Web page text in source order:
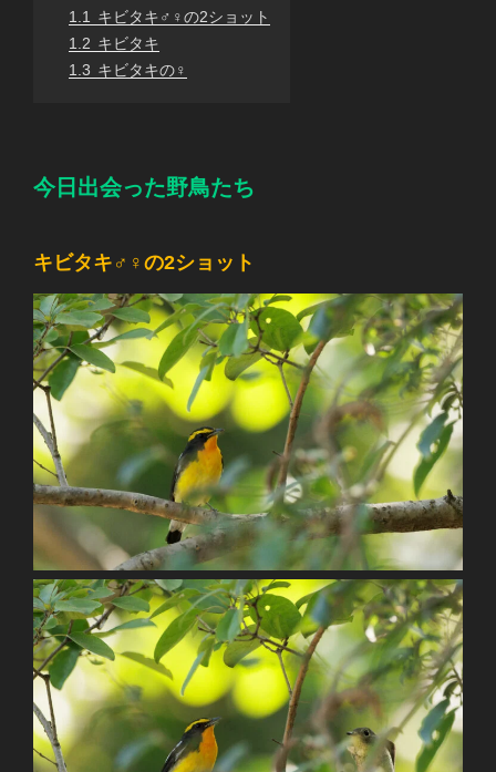
1.1
キビタキ♂♀の2ショット
1.2 キビタキ
1.3 キビタキの♀
今日出会った野鳥たち
キビタキ♂♀の2ショット